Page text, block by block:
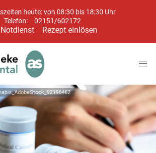
heute: von 08:30 bis 18:30 Uhr
Telefon:
02151/602172
Notdienst Rezept einlösen